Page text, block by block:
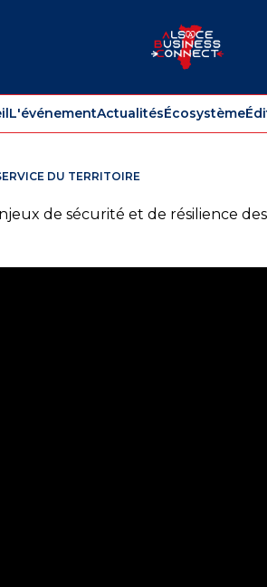
L'événementActualitésÉcosystème
DU TERRITOIRE
de sécurité et de résilience